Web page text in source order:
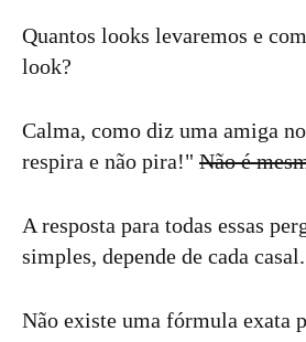
Quantos looks levaremos e
look?
Calma, como diz uma amiga
respira e não pira!" Não é
A resposta para todas essas
simples, depende de cada casal.
Não existe uma fórmula exata